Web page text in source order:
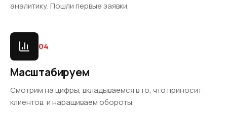
аналитику. Пошли первые заявки.
04
Масштабируем
Смотрим на цифры, вкладываемся в то, что приносит
клиентов, и наращиваем обороты.